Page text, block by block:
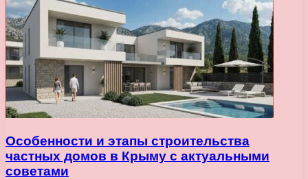
Особенности и этапы строительства
частных домов в Крыму с актуальными
советами